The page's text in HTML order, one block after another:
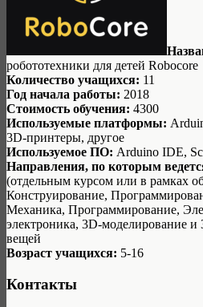
робототехники для детей Robocore
Количество учащихся: 11
Год начала работы: 2018
Стоимость обучения: 4300
Используемые платформы:
3D-принтеры, другое
Используемое ПО: Arduino IDE,
Направления, по которым
(отдельным курсом или в рамках
Конструирование,
Механика, Программирование,
электроника, 3D-моделирование и
вещей
Возраст учащихся: 5-16
Контакты